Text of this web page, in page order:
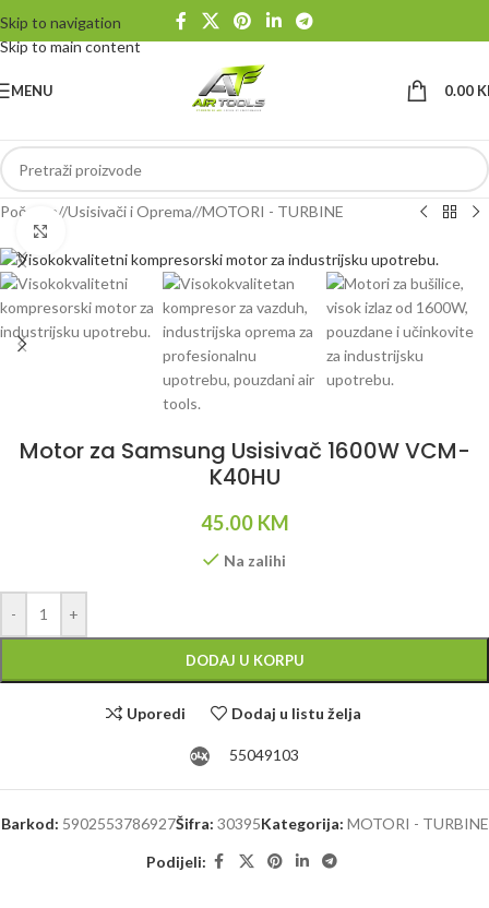
Skip to navigation
Skip to main content
MENU 0.00
Početna/ Usisivači i Oprema/ MOTORI - TURBINE
Motor za Samsung Usisivač 1600W VCM-
K40HU
45.00 KM
Na zalihi
- +
DODAJ U KORPU
Uporedi Dodaj u listu želja
55049103
Barkod: 5902553786927Šifra: 30395Kategorija: MOTORI - TURBINE
Podijeli: